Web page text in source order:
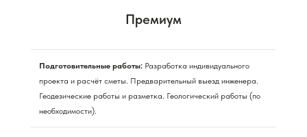
Премиум
Подготовительные работы: Разработка индивидуального
проекта и расчёт сметы. Предварительный выезд инженера.
Геодезические работы и разметка. Геологический работы (по
необходимости).